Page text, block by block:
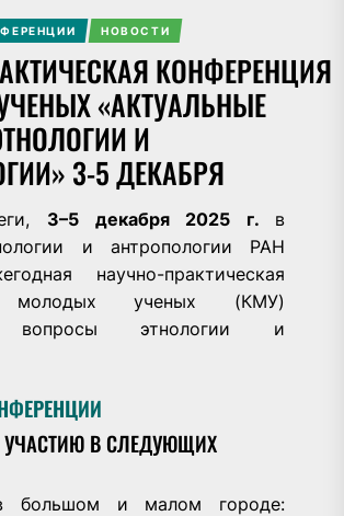
НОВОСТИ
КОНФЕРЕНЦИЯ
«АКТУАЛЬНЫЕ
И
3-5 ДЕКАБРЯ
3–5 декабря 2025 г. в
и антропологии РАН
научно-практическая
молодых ученых (КМУ)
вопросы этнологии и
В СЛЕДУЮЩИХ
в большом и малом городе: